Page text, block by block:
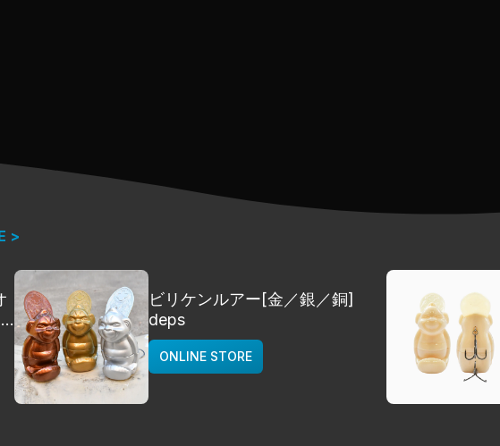
>
ビリケンルアー[金／銀／銅]
deps
ONLINE STORE